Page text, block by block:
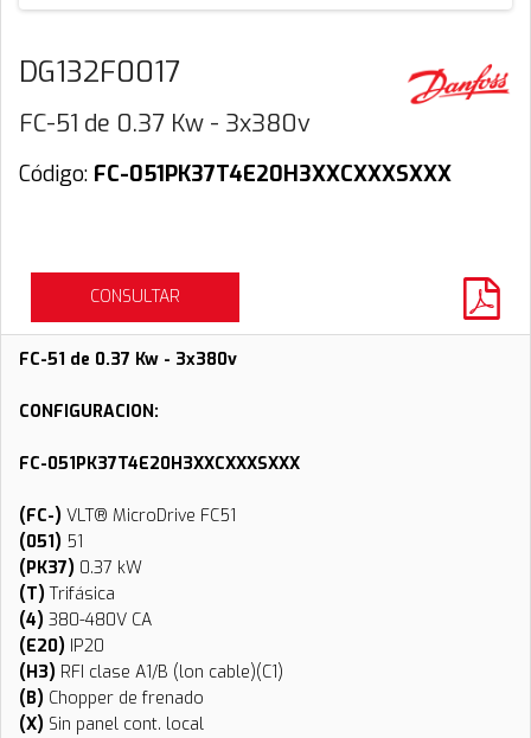
DG132F0017
FC-51 de 0.37 Kw - 3x380v
Código: FC-051PK37T4E20H3XXCXXXSXXX
CONSULTAR
FC-51 de 0.37 Kw - 3x380v
CONFIGURACION:
FC-051PK37T4E20H3XXCXXXSXXX
(FC-) VLT® MicroDrive FC51
(051) 51
(PK37) 0.37 kW
(T) Trifásica
(4) 380-480V CA
(E20) IP20
(H3) RFI clase A1/B (lon cable)(C1)
(B) Chopper de frenado
(X) Sin panel cont. local